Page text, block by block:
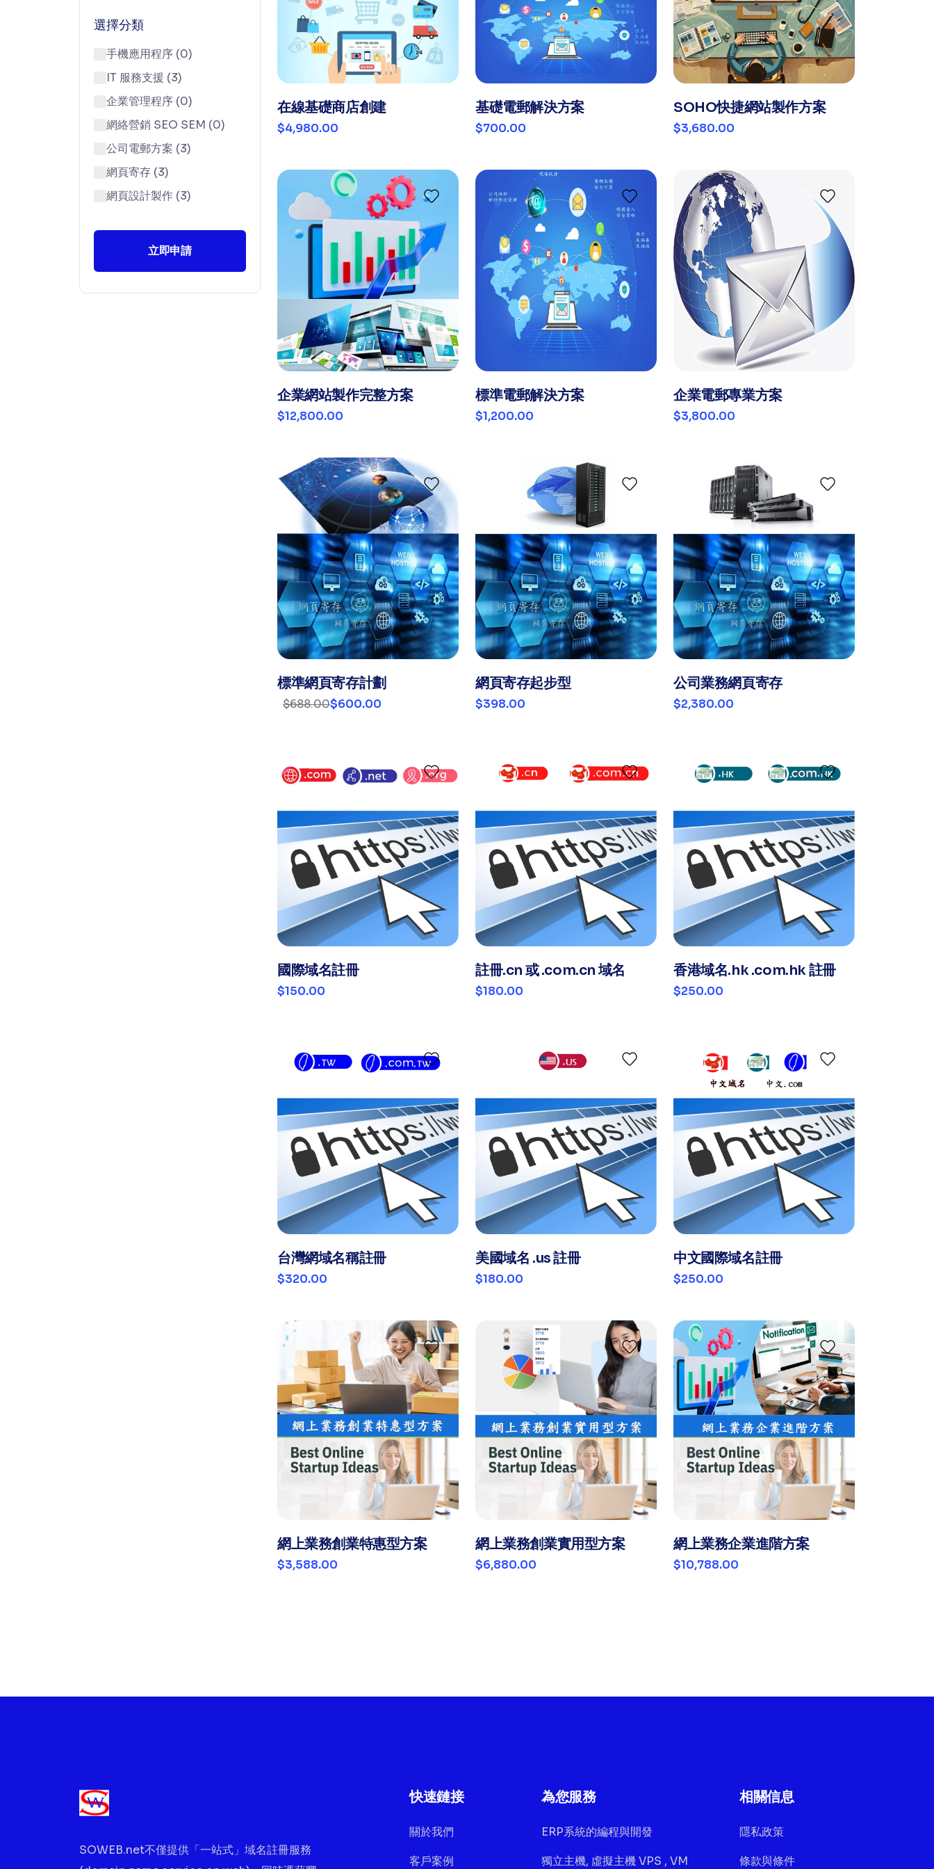
選擇分類
手機應用程序 (0)
IT 服務支援 (3)
企業管理程序 (0)
網絡營銷 SEO SEM (0)
公司電郵方案 (3)
網頁寄存 (3)
網頁設計製作 (3)
獨立主機, 虛擬主機 VPS ,
立即申請
在線基礎商店創建
$4,980.00
基礎電郵解決方案
$700.00
SOHO快捷網站製作方案
$3,680.00
企業網站製作完整方案
$12,800.00
標準電郵解決方案
$1,200.00
企業電郵專業方案
$3,800.00
標準網頁寄存計劃
$688.00$600.00
網頁寄存起步型
$398.00
公司業務網頁寄存
$2,380.00
國際域名註冊
$150.00
註冊.cn 或 .com.cn 域名
$180.00
香港域名.hk .com.hk 註冊
$250.00
台灣網域名稱註冊
$320.00
美國域名 .us 註冊
$180.00
中文國際域名註冊
$250.00
網上業務創業特惠型方案
$3,588.00
網上業務創業實用型方案
$6,880.00
網上業務企業進階方案
$10,788.00
SOWEB.net不僅提供「一站式」域名註冊服務
快速鏈接
關於我們
客戶案例
為您服務
ERP系統的編程與開發
獨立主機, 虛擬主機 VPS , VM
相關信息
隱私政策
條款與條件